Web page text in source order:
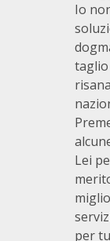
Io
taglio
Lei
per